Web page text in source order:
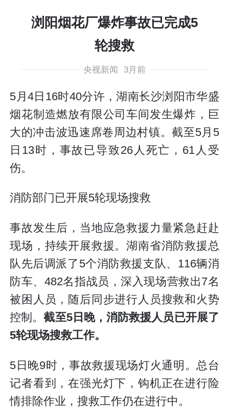
浏阳烟花厂爆炸事故已完成5
轮搜救
央视新闻 3月前
5月4日16时40分许，湖南长沙浏阳市华盛
烟花制造燃放有限公司车间发生爆炸，巨
大的冲击波迅速席卷周边村镇。截至5月5
日13时，事故已导致26人死亡，61人受
伤。
消防部门已开展5轮现场搜救
事故发生后，当地应急救援力量紧急赶赴
现场，持续开展救援。湖南省消防救援总
队先后调派了5个消防救援支队、116辆消
防车、482名指战员，深入现场营救出7名
被困人员，随后同步进行人员搜救和火势
控制。截至5日晚，消防救援人员已开展了
5轮现场搜救工作。
5日晚9时，事故救援现场灯火通明。总台
记者看到，在强光灯下，钩机正在进行险
情排除作业，搜救工作仍在进行中。